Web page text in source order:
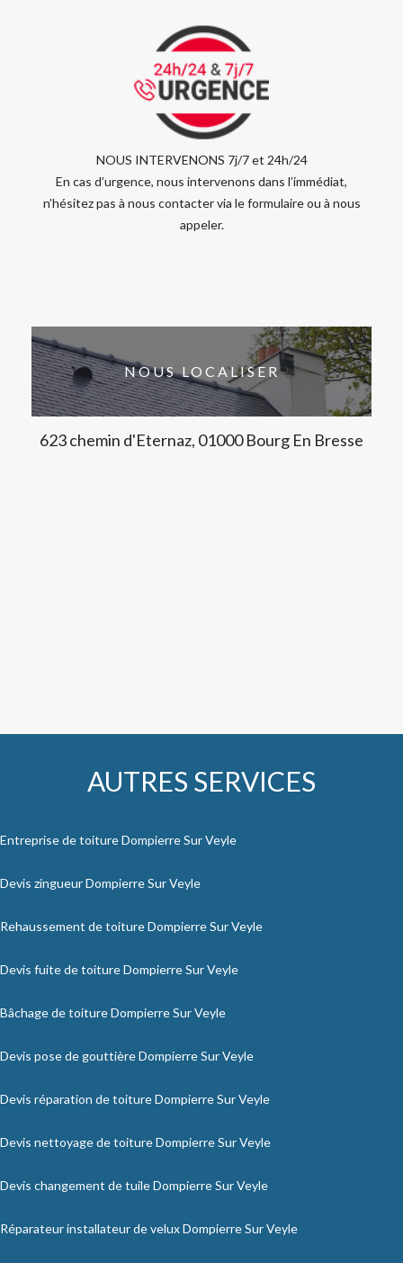
NOUS INTERVENONS 7j/7 et 24h/24
En cas d’urgence, nous intervenons dans l’immédiat,
n’hésitez pas à nous contacter via le formulaire ou à nous
appeler.
NOUS LOCALISER
623 chemin d'Eternaz, 01000 Bourg En Bresse
AUTRES SERVICES
Entreprise de toiture Dompierre Sur Veyle
Devis zingueur Dompierre Sur Veyle
Rehaussement de toiture Dompierre Sur Veyle
Devis fuite de toiture Dompierre Sur Veyle
Bâchage de toiture Dompierre Sur Veyle
Devis pose de gouttière Dompierre Sur Veyle
Devis réparation de toiture Dompierre Sur Veyle
Devis nettoyage de toiture Dompierre Sur Veyle
Devis changement de tuile Dompierre Sur Veyle
Réparateur installateur de velux Dompierre Sur Veyle